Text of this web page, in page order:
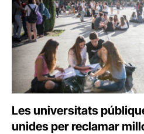
Les universitats
unides per reclamar